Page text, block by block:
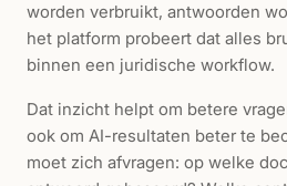
worden verbruikt, antwoorden
het platform probeert dat alles
binnen een juridische workflow.
Dat inzicht helpt om betere
ook om AI-resultaten beter te
moet zich afvragen: op welke